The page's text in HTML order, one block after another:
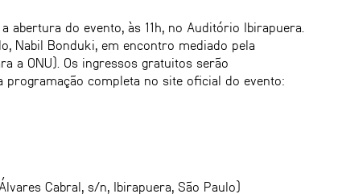
abertura do evento, às 11h, no Auditório Ibirapuera.
Nabil Bonduki, em encontro mediado pela
a ONU). Os ingressos gratuitos serão
completa no site oficial do evento:
Cabral, s/n, Ibirapuera, São Paulo)